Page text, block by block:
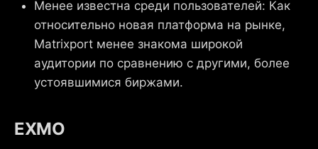
Менее известна среди пользователей: Как
относительно новая платформа на рынке,
Matrixport менее знакома широкой
аудитории по сравнению с другими, более
устоявшимися биржами.
EXMO